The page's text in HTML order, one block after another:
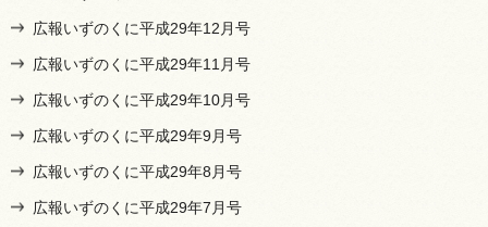
広報いずのくに平成29年12月号
広報いずのくに平成29年11月号
広報いずのくに平成29年10月号
広報いずのくに平成29年9月号
広報いずのくに平成29年8月号
広報いずのくに平成29年7月号